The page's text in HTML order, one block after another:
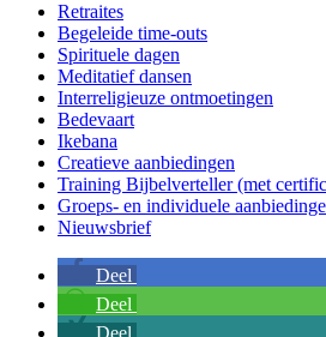
Retraites
Begeleide time-outs
Spirituele dagen
Meditatief dansen
Interreligieuze ontmoetingen
Bedevaart
Ikebana
Creatieve aanbiedingen
Training Bijbelverteller (met
Groeps- en individuele
Nieuwsbrief
Deel
Deel
Deel